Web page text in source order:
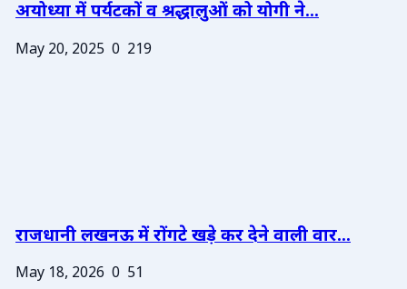
अयोध्या में पर्यटकों व श्रद्धालुओं को योगी ने...
May 20, 2025 0 219
राजधानी लखनऊ में रोंगटे खड़े कर देने वाली वार...
May 18, 2026 0 51